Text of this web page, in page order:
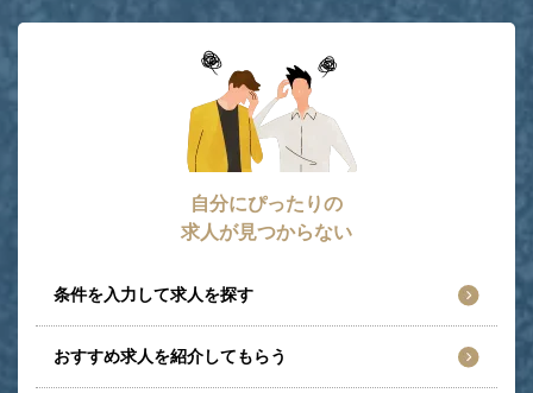
自分にぴったりの
求人が見つからない
条件を入力して求人を探す
おすすめ求人を紹介してもらう